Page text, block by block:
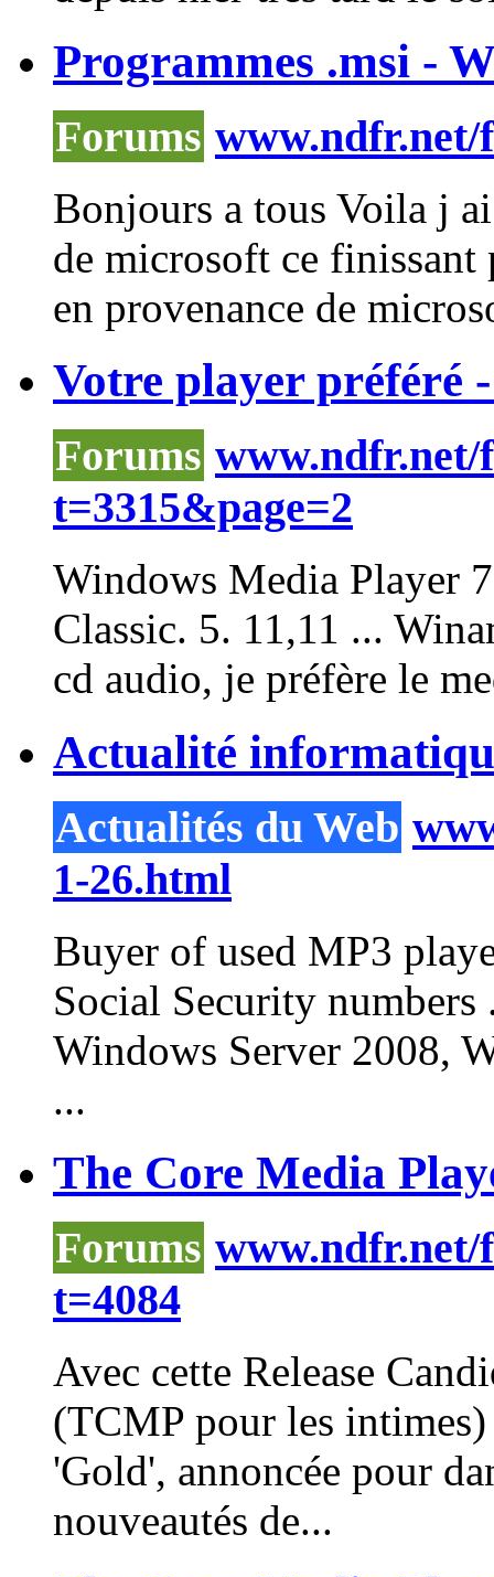
Programmes .msi -
Forums www.ndfr.net/
Bonjours a tous Voila j
de microsoft ce finissant
en provenance de
Votre player préféré
Forums www.ndfr.net/
t=3315&page=2
Windows Media Player
Classic. 5. 11,11 ...
cd audio, je préfère le
Actualité
Actualités du Web
1-26.html
Buyer of used MP3
Social Security
Windows Server 2008,
...
The Core Media
Forums www.ndfr.net/
t=4084
Avec cette Release
(TCMP pour les
'Gold', annoncée pour
nouveautés de...